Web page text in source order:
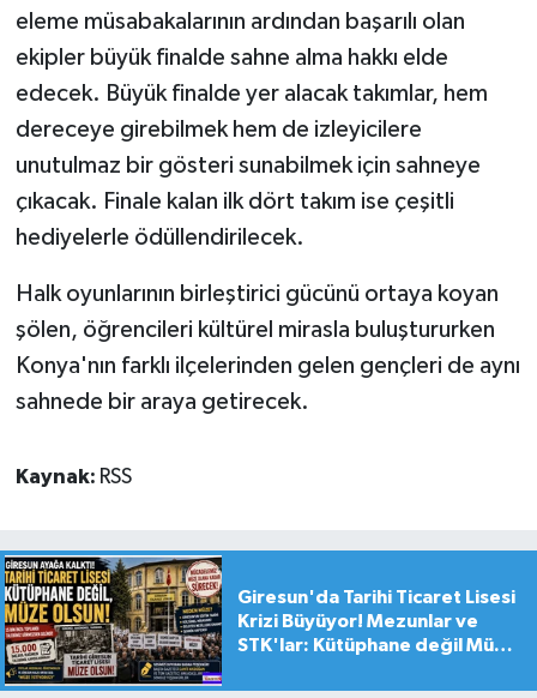
eleme müsabakalarının ardından başarılı olan
ekipler büyük finalde sahne alma hakkı elde
edecek. Büyük finalde yer alacak takımlar, hem
dereceye girebilmek hem de izleyicilere
unutulmaz bir gösteri sunabilmek için sahneye
çıkacak. Finale kalan ilk dört takım ise çeşitli
hediyelerle ödüllendirilecek.
Halk oyunlarının birleştirici gücünü ortaya koyan
şölen, öğrencileri kültürel mirasla buluştururken
Konya'nın farklı ilçelerinden gelen gençleri de aynı
sahnede bir araya getirecek.
Kaynak: RSS
Giresun'da Tarihi Ticaret Lisesi
Krizi Büyüyor! Mezunlar ve
STK'lar: Kütüphane değil Müze